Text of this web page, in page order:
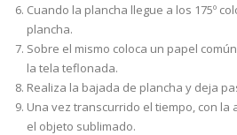
Cuando la plancha llegue a los 175º
plancha.
Sobre el mismo coloca un papel
la tela teflonada.
Realiza la bajada de plancha y deja
Una vez transcurrido el tiempo, con la
el objeto sublimado.